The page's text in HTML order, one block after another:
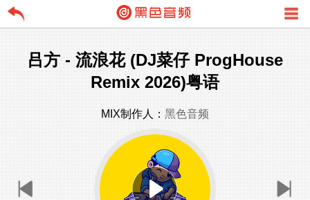
吕方 - 流浪花 (DJ菜仔 ProgHouse
Remix 2026)粤语
MIX制作人：黑色音频